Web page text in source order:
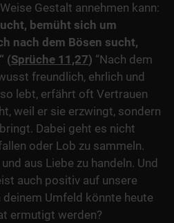
Gestalt annehmen kann:
bemüht sich um
nach dem Bösen sucht,
(Sprüche 11,27) “Nach dem
freundlich, ehrlich und
lebt, erfährt oft Vertrauen
weil er sie erzwingt, sondern
Dabei geht es nicht
oder Lob zu sammeln.
aus Liebe zu handeln. Und
auch positiv auf unsere
deinem Umfeld könnte heute
ermutigt werden?